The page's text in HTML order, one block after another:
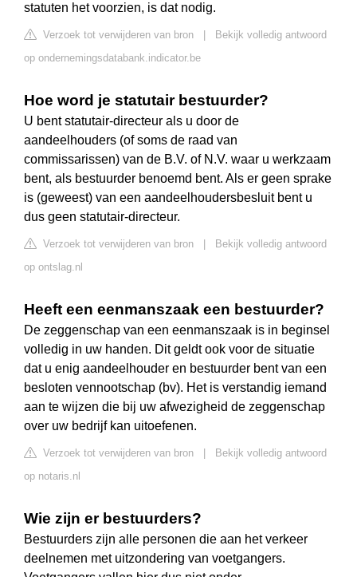
statuten het voorzien, is dat nodig.
Verzoek tot verwijderen van bron
Bekijk volledig antwoord
op ondernemingsdatabank.indicator.be
Hoe word je statutair bestuurder?
U bent statutair-directeur als u door de
aandeelhouders (of soms de raad van
commissarissen) van de B.V. of N.V. waar u werkzaam
bent, als bestuurder benoemd bent. Als er geen sprake
is (geweest) van een aandeelhoudersbesluit bent u
dus geen statutair-directeur.
Verzoek tot verwijderen van bron
Bekijk volledig antwoord
op ontslag.nl
Heeft een eenmanszaak een bestuurder?
De zeggenschap van een eenmanszaak is in beginsel
volledig in uw handen. Dit geldt ook voor de situatie
dat u enig aandeelhouder en bestuurder bent van een
besloten vennootschap (bv). Het is verstandig iemand
aan te wijzen die bij uw afwezigheid de zeggenschap
over uw bedrijf kan uitoefenen.
Verzoek tot verwijderen van bron
Bekijk volledig antwoord
op notaris.nl
Wie zijn er bestuurders?
Bestuurders zijn alle personen die aan het verkeer
deelnemen met uitzondering van voetgangers.